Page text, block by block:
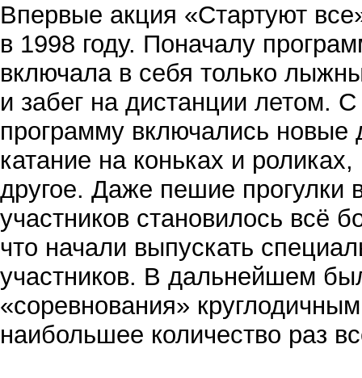
Впервые акция «Стартуют
в 1998 году. Поначалу
включала в себя только
и забег на дистанции летом.
программу включались новые
катание на коньках и
другое. Даже пешие прогулки
участников становилось всё
что начали выпускать
участников. В дальнейшем
«соревнования»
наибольшее количество раз